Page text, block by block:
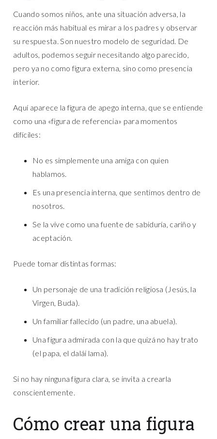
Cuando somos niños, ante una situación adversa, la
reacción más habitual es mirar a los padres y observar
su respuesta. Son nuestro modelo de seguridad. De
adultos, podemos seguir necesitando algo parecido,
pero ya no como figura externa, sino como presencia
interior.
Aquí aparece la figura de apego interna, que se entiende
como una «figura de referencia» para momentos
difíciles:
No es simplemente una amiga con quien
hablamos.
Es una presencia interna, que sentimos dentro de
nosotros.
Se la vive como una fuente de sabiduría, cariño y
aceptación.
Puede tomar distintas formas:
Un personaje de una tradición religiosa (Jesús, la
Virgen, Buda).
Un familiar fallecido (un padre, una abuela).
Una figura admirada con la que quizá no hay trato
(el papa, el dalái lama).
Si no hay ninguna figura clara, se invita a crearla
conscientemente.
Cómo crear una figura